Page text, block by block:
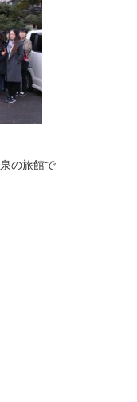
の旅館で